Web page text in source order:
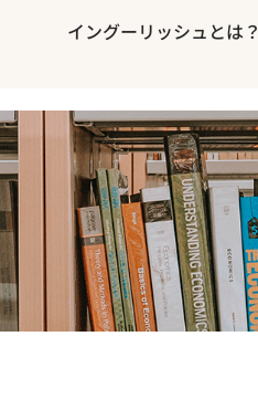
イングーリッシュとは？